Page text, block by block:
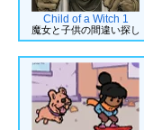
Child of a Witch 1
魔女と子供の間違い探し